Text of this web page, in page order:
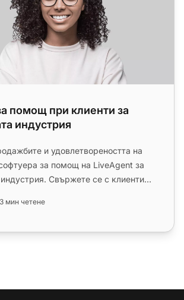
помощ при клиенти за
индустрия
и удовлетвореността на
за помощ на LiveAgent за
Свържете се с клиентите
3 мин четене